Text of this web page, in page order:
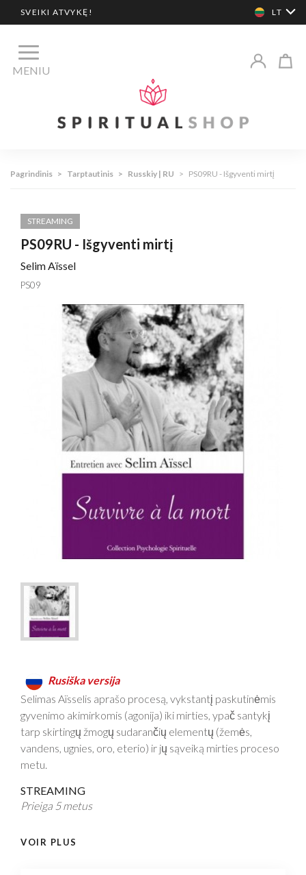
SVEIKI ATVYKĘ! LT
MENIU
Pagrindinis > Tarptautinis > Russkiy | RU > PS09RU - Išgyventi mirtį
STREAMING
PS09RU - Išgyventi mirtį
Selim Aïssel
PS09
Rusiška versija
Selimas Aïsselis aprašo procesą, vykstantį paskutinėmis
gyvenimo akimirkomis (agonija) iki mirties, ypač santykį
tarp skirtingų žmogų sudarančių elementų (žemės,
vandens, ugnies, oro, eterio) ir jų sąveiką mirties proceso
metu.
STREAMING
Prieiga 5 metus
VOIR PLUS